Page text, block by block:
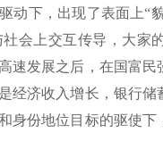
动下，出现了表面上“
会上交互传导，大家
速发展之后，在国富
经济收入增长，银行
份地位目标的驱使下